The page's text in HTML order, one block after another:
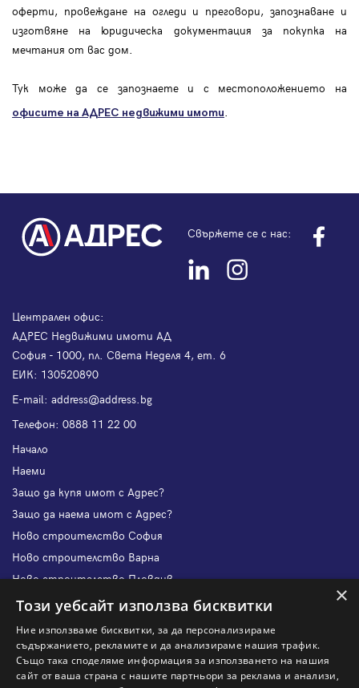
оферти, провеждане на огледи и преговори, запознаване и
изготвяне на юридическа документация за покупка на
мечтания от вас дом.
Тук може да се запознаете и с местоположението на
офисите на АДРЕС недвижими имоти
Свържете се с нас:
Централен офис:
АДРЕС Недвижими имоти АД
София - 1000, пл. Света Неделя 4, ет. 6
ЕИК: 130520890
Е-mail: address@address.bg
Телефон: 0888 11 22 00
Начало
Наеми
Защо да купя имот с Адрес?
Защо да наема имот с Адрес?
Ново строителство София
Ново строителство Варна
Ново строителство Пловдив
Ново строителство Бургас
Защо да отдам имот с Адрес?
Наши офиси
×
Този уебсайт използва бисквитки
Ние използваме бисквитки, за да персонализираме
съдържанието, рекламите и да анализираме нашия трафик.
Също така споделяме информация за използването на нашия
сайт от ваша страна с нашите партньори за реклама и анализи,